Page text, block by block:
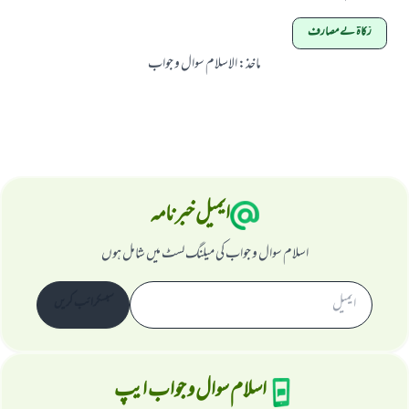
زکاۃ کے مصارف
ماخذ:الاسلام سوال و جواب
ایمیل خبرنامہ
اسلام سوال و جواب کی میلنگ لسٹ میں شامل ہوں
اسلام سوال و جواب ایپ
ابھی تعاون کریں